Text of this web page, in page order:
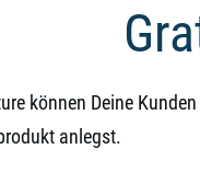
können Deine
anlegst.